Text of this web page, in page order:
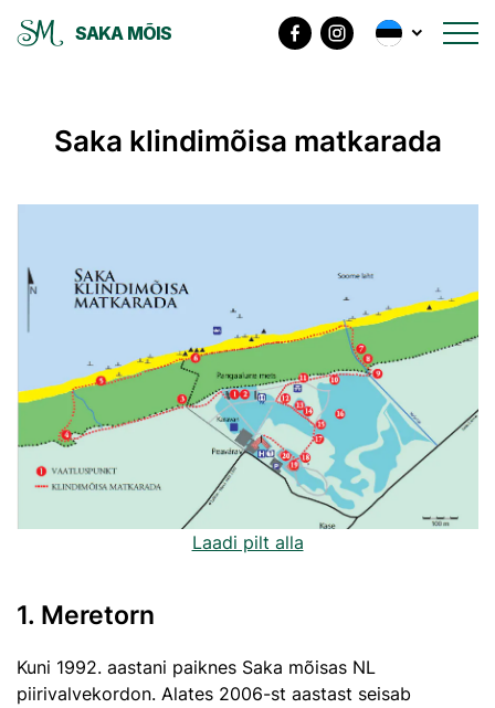
SAKA MÕIS
Saka klindimõisa matkarada
Laadi pilt alla
1. Meretorn
Kuni 1992. aastani paiknes Saka mõisas NL
piirivalvekordon. Alates 2006-st aastast seisab